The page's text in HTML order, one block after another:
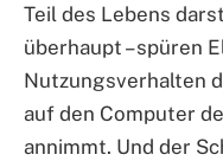
Teil des Lebens
überhaupt – spüren
Nutzungsverhalten
auf den Computer
annimmt. Und der